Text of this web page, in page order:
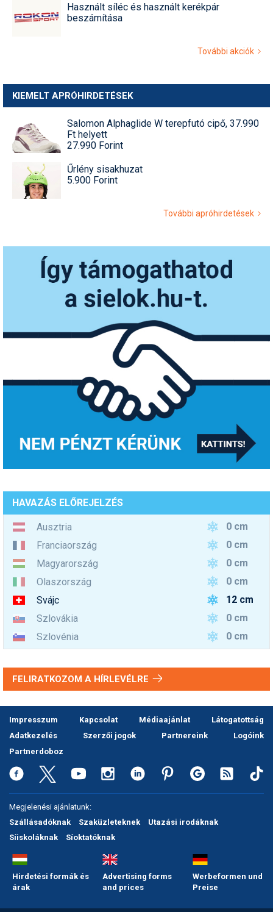
Használt síléc és használt kerékpár
beszámítása
További akciók
KIEMELT APRÓHIRDETÉSEK
Salomon Alphaglide W terepfutó cipő, 37.990
Ft helyett
27.990 Forint
Űrlény sisakhuzat
5.900 Forint
További apróhirdetések
HAVAZÁS ELŐREJELZÉS
Ausztria
0 cm
Franciaország
0 cm
Magyarország
0 cm
Olaszország
0 cm
Svájc
12 cm
Szlovákia
0 cm
Szlovénia
0 cm
FELIRATKOZOM A HÍRLEVÉLRE
Impresszum Kapcsolat Médiaajánlat
Látogatottság
Adatkezelés
Szerzői jogok Partnereink
Logóink
Partnerdoboz
Megjelenési ajánlatunk:
Szállásadóknak
Szaküzleteknek
Utazási irodáknak
Síiskoláknak
Síoktatóknak
Hirdetési formák és
árak
Advertising forms
and prices
Werbeformen und
Preise